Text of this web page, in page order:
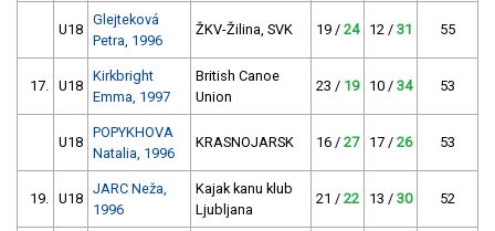
U18
Glejteková
Petra, 1996
ŽKV-Žilina, SVK 19 / 24 12 / 31 55
17. U18
Kirkbright
Emma, 1997
British Canoe
Union
23 / 19 10 / 34 53
U18
POPYKHOVA
Natalia, 1996
KRASNOJARSK 16 / 27 17 / 26 53
19. U18
JARC Neža,
1996
Kajak kanu klub
Ljubljana
21 / 22 13 / 30 52